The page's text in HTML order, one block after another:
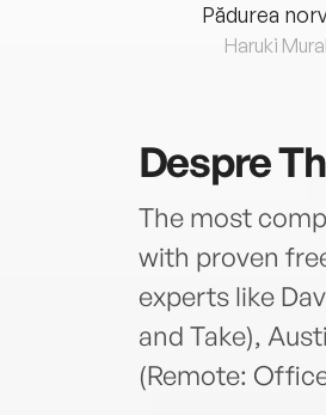
Pădurea
Haruki
Despre
The most
with proven
experts like
and Take),
(Remote: